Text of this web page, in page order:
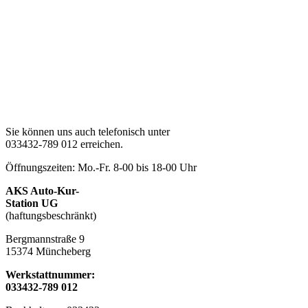
Sie können uns auch telefonisch unter
033432-789 012 erreichen.
Öffnungszeiten: Mo.-Fr. 8-00 bis 18-00 Uhr
AKS Auto-Kur-
Station UG
(haftungsbeschränkt)
Bergmannstraße 9
15374 Müncheberg
Werkstattnummer:
033432-789 012